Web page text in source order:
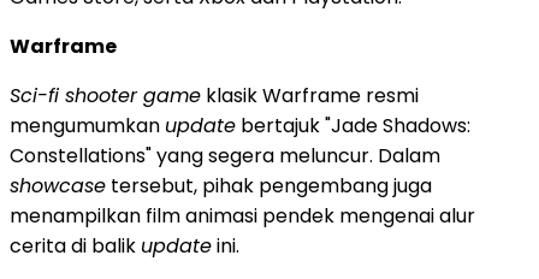
Warframe
Sci-fi shooter game klasik Warframe resmi
mengumumkan update bertajuk "Jade Shadows:
Constellations" yang segera meluncur. Dalam
showcase tersebut, pihak pengembang juga
menampilkan film animasi pendek mengenai alur
cerita di balik updateini.